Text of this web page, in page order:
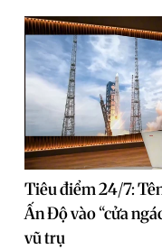
Tiêu điểm 24/7:
Ấn Độ vào “cửa
vũ trụ